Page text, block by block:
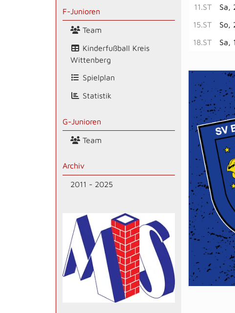
F-Junioren
Team
Kinderfußball Kreis
Wittenberg
Spielplan
Statistik
G-Junioren
Team
Archiv
2011 - 2025
11.ST
Sa,
15.ST
So,
18.ST
Sa,